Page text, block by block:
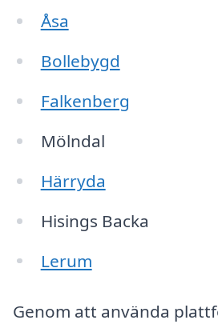
Åsa
Bollebygd
Falkenberg
Mölndal
Härryda
Hisings Backa
Lerum
Genom att använda